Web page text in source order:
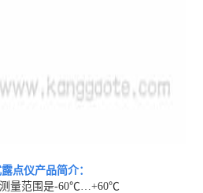
点仪产品简介：
测量范围是-60℃…+60℃